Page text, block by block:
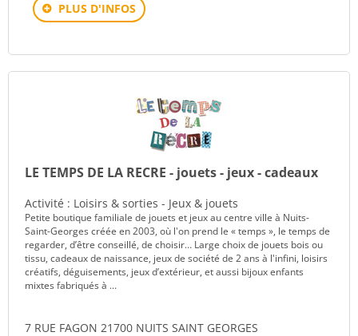
PLUS D'INFOS
LE TEMPS DE LA RECRE - jouets - jeux - cadeaux
Activité : Loisirs & sorties - Jeux & jouets
Petite boutique familiale de jouets et jeux au centre ville à Nuits-
Saint-Georges créée en 2003, où l'on prend le « temps », le temps de
regarder, d’être conseillé, de choisir… Large choix de jouets bois ou
tissu, cadeaux de naissance, jeux de société de 2 ans à l'infini, loisirs
créatifs, déguisements, jeux d’extérieur, et aussi bijoux enfants
mixtes fabriqués à ...
7 RUE FAGON 21700 NUITS SAINT GEORGES